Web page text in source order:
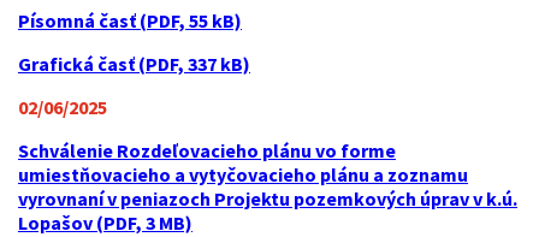
Písomná časť (PDF, 55 kB)
Grafická časť (PDF, 337 kB)
02/06/2025
Schválenie Rozdeľovacieho plánu vo forme
umiestňovacieho a vytyčovacieho plánu a zoznamu
vyrovnaní v peniazoch Projektu pozemkových úprav v k.ú.
Lopašov (PDF, 3 MB)